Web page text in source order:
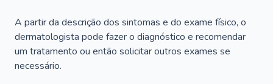
A partir da descrição dos sintomas e do exame físico, o
dermatologista pode fazer o diagnóstico e recomendar
um tratamento ou então solicitar outros exames se
necessário.